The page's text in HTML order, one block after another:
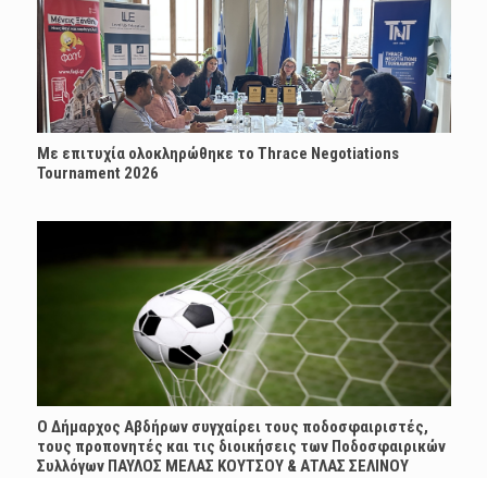
Με επιτυχία ολοκληρώθηκε το Thrace Negotiations
Tournament 2026
Ο Δήμαρχος Αβδήρων συγχαίρει τους ποδοσφαιριστές,
τους προπονητές και τις διοικήσεις των Ποδοσφαιρικών
Συλλόγων ΠΑΥΛΟΣ ΜΕΛΑΣ ΚΟΥΤΣΟΥ & ΑΤΛΑΣ ΣΕΛΙΝΟΥ